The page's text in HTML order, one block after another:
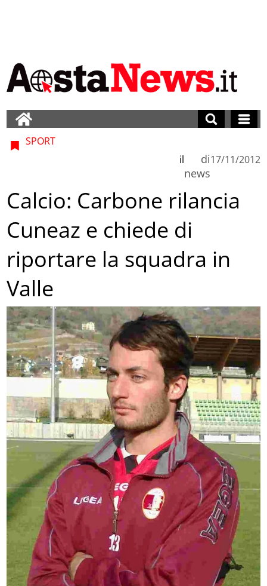
SPORT
di
news
il 17/11/2012
Calcio: Carbone rilancia
Cuneaz e chiede di
riportare la squadra in
Valle